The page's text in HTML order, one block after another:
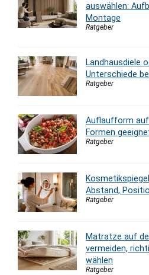
auswählen:
Montage
Ratgeber
Landhausdiele
Unterschiede
Ratgeber
Auflaufform auf
Formen
Ratgeber
Abstand,
Ratgeber
Matratze auf
vermeiden,
wählen
Ratgeber